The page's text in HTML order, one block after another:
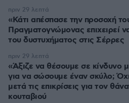
«Κάτι απέσπασε την προσοχή
Πραγματογνώμονας επιχειρεί
του δυστυχήματος στις Σέρρες
πριν 29 λεπτά
«Άξιζε να θέσουμε σε κίνδυνο
για να σώσουμε έναν σκύλο;
μετά τις επικρίσεις για τον
κουταβιού
πριν 29 λεπτά